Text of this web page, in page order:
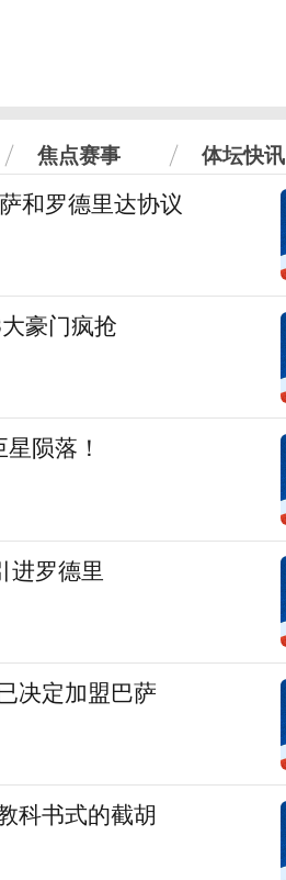
焦点赛事 体坛快讯
和罗德里达协议
豪门疯抢
陨落！
进罗德里
决定加盟巴萨
科书式的截胡